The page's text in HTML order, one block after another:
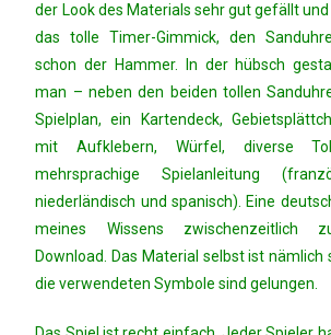
der Look des Materials sehr gut gefällt
das tolle Timer-Gimmick, den
schon der Hammer. In der hübsch
man – neben den beiden tollen
Spielplan, ein Kartendeck,
mit Aufklebern, Würfel, diverse
mehrsprachige Spielanleitung
niederländisch und spanisch). Eine
meines Wissens zwischenzeitlich
Download. Das Material selbst ist nämlich
die verwendeten Symbole sind gelungen.